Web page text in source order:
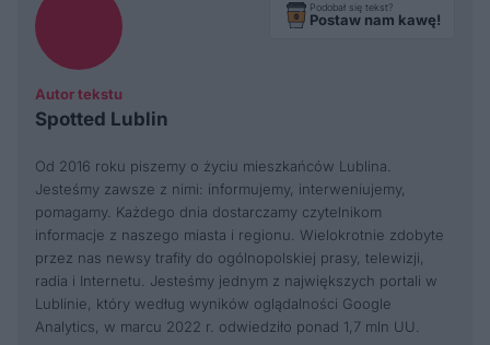
Autor tekstu
Spotted Lublin
Podobał się tekst?
Postaw nam kawę!
Od 2016 roku piszemy o życiu mieszkańców Lublina.
Jesteśmy zawsze z nimi: informujemy, interweniujemy,
pomagamy. Każdego dnia dostarczamy czytelnikom
informacje z naszego miasta i regionu. Wielokrotnie zdobyte
przez nas newsy trafiły do ogólnopolskiej prasy, telewizji,
radia i Internetu. Jesteśmy jednym z największych portali w
Lublinie, który według wyników oglądalności Google
Analytics, w marcu 2022 r. odwiedziło ponad 1,7 mln UU.